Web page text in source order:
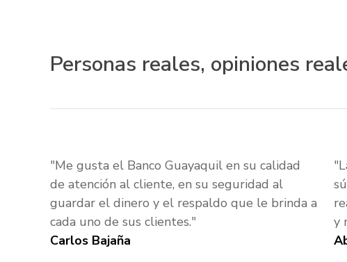
Personas reales, opiniones
"Me gusta el Banco Guayaquil en su calidad
de atención al cliente, en su seguridad al
guardar el dinero y el respaldo que le brinda a
cada uno de sus clientes."
Carlos Bajaña
y